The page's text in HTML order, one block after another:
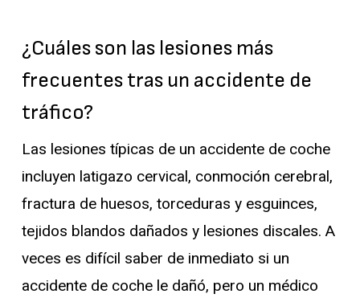
¿Cuáles son las lesiones más
frecuentes tras un accidente de
tráfico?
Las lesiones típicas de un accidente de coche
incluyen latigazo cervical, conmoción cerebral,
fractura de huesos, torceduras y esguinces,
tejidos blandos dañados y lesiones discales. A
veces es difícil saber de inmediato si un
accidente de coche le dañó, pero un médico